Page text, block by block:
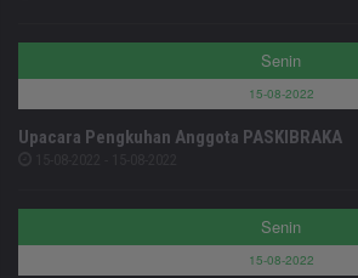
Senin
15-08-2022
Upacara Pengkuhan Anggota PASKIBRAKA
Senin
15-08-2022